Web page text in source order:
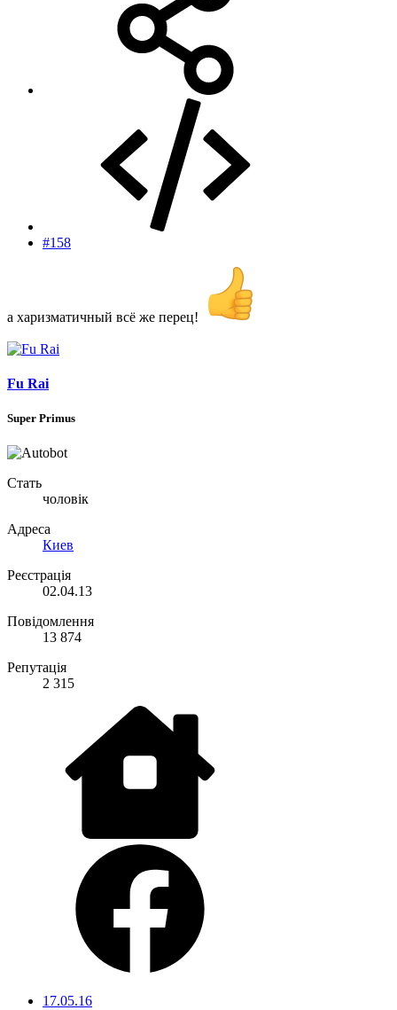
#158
а харизматичный всё же перец!
Fu Rai
Super Primus
Стать
чоловік
Адреса
Киев
Реєстрація
02.04.13
Повідомлення
13 874
Репутація
2 315
17.05.16